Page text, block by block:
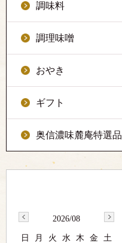
調味料
調理味噌
おやき
ギフト
奥信濃味麓庵特選品
2026/08
日
月 火 水 木 金
土